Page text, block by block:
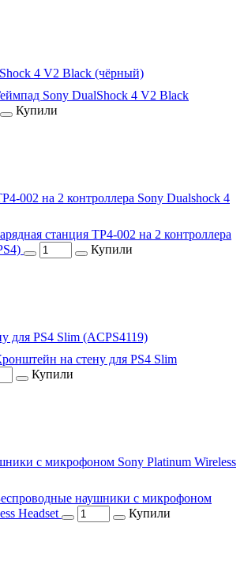
4 V2 Black (чёрный)
Sony DualShock 4 V2 Black
Купили
002 на 2 контроллера Sony Dualshock 4
станция TP4-002 на 2 контроллера
Купили
для PS4 Slim (ACPS4119)
на стену для PS4 Slim
Купили
с микрофоном Sony Platinum Wireless
наушники с микрофоном
Headset
Купили